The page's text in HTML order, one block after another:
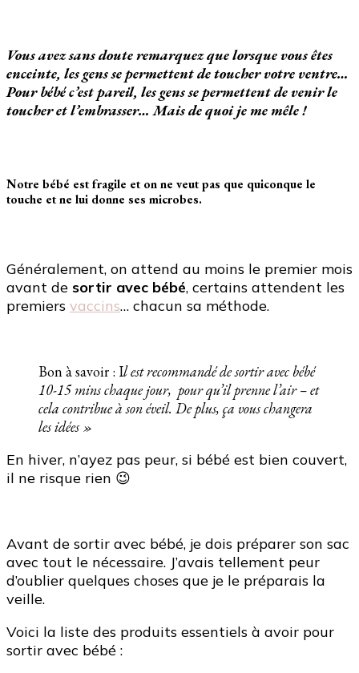
Vous avez sans doute remarquez que lorsque vous êtes
enceinte, les gens se permettent de toucher votre ventre…
Pour bébé c’est pareil, les gens se permettent de venir le
toucher et l’embrasser… Mais de quoi je me mêle !
Notre bébé est fragile et on ne veut pas que quiconque le
touche et ne lui donne ses microbes.
Généralement, on attend au moins le premier mois
avant de sortir avec bébé, certains attendent les
premiers vaccins… chacun sa méthode.
Bon à savoir : Il est recommandé de sortir avec bébé
10-15 mins chaque jour, pour qu’il prenne l’air – et
cela contribue à son éveil. De plus, ça vous changera
les idées »
En hiver, n’ayez pas peur, si bébé est bien couvert,
il ne risque rien 😉
Avant de sortir avec bébé, je dois préparer son sac
avec tout le nécessaire. J’avais tellement peur
d’oublier quelques choses que je le préparais la
veille.
Voici la liste des produits essentiels à avoir pour
sortir avec bébé :